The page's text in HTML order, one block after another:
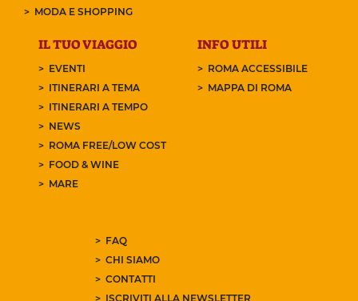
MODA E SHOPPING
IL TUO VIAGGIO
EVENTI
ITINERARI A TEMA
ITINERARI A TEMPO
NEWS
ROMA FREE/LOW COST
FOOD & WINE
MARE
INFO UTILI
ROMA ACCESSIBILE
MAPPA DI ROMA
FAQ
CHI SIAMO
CONTATTI
ISCRIVITI ALLA NEWSLETTER